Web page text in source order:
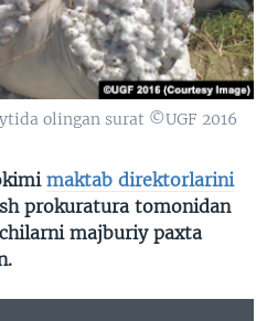
olingan surat ©UGF 2016
maktab direktorlarini
prokuratura tomonidan
majburiy paxta